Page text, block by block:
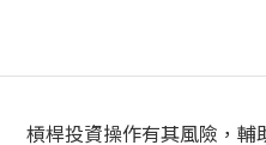
槓桿投資操作有其風險，